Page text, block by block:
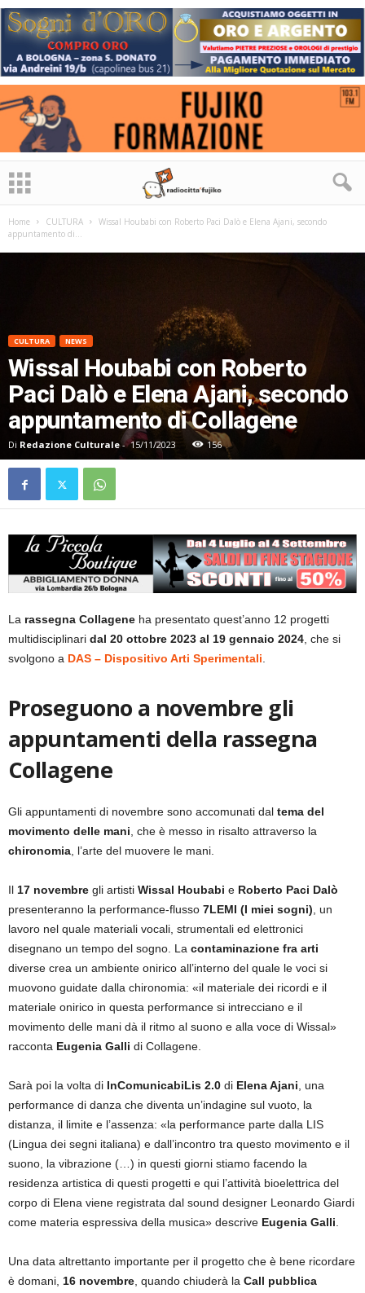
Home CULTURA
Wissal Houbabi con Roberto Paci Dalò e Elena Ajani, secondo
appuntamento di...
CULTURA NEWS
Wissal Houbabi con Roberto
Paci Dalò e Elena Ajani, secondo
appuntamento di Collagene
Di Redazione Culturale- 15/11/2023 156
La rassegna Collagene ha presentato quest’anno 12 progetti
multidisciplinari dal 20 ottobre 2023 al 19 gennaio 2024, che si
svolgono a DAS – Dispositivo Arti Sperimentali.
Proseguono a novembre gli
appuntamenti della rassegna
Collagene
Gli appuntamenti di novembre sono accomunati dal tema del
movimento delle mani, che è messo in risalto attraverso la
chironomia, l’arte del muovere le mani.
Il 17 novembre gli artisti Wissal Houbabi e Roberto Paci Dalò
presenteranno la performance-flusso 7LEMI (I miei sogni), un
lavoro nel quale materiali vocali, strumentali ed elettronici
disegnano un tempo del sogno. La contaminazione fra arti
diverse crea un ambiente onirico all’interno del quale le voci si
muovono guidate dalla chironomia: «il materiale dei ricordi e il
materiale onirico in questa performance si intrecciano e il
movimento delle mani dà il ritmo al suono e alla voce di Wissal»
racconta Eugenia Galli di Collagene.
Sarà poi la volta di InComunicabiLis 2.0 di Elena Ajani, una
performance di danza che diventa un’indagine sul vuoto, la
distanza, il limite e l’assenza: «la performance parte dalla LIS
(Lingua dei segni italiana) e dall’incontro tra questo movimento e il
suono, la vibrazione (…) in questi giorni stiamo facendo la
residenza artistica di questi progetti e qui l’attività bioelettrica del
corpo di Elena viene registrata dal sound designer Leonardo Giardi
come materia espressiva della musica» descrive Eugenia Galli.
Una data altrettanto importante per il progetto che è bene ricordare
è domani, 16 novembre, quando chiuderà la Call pubblica